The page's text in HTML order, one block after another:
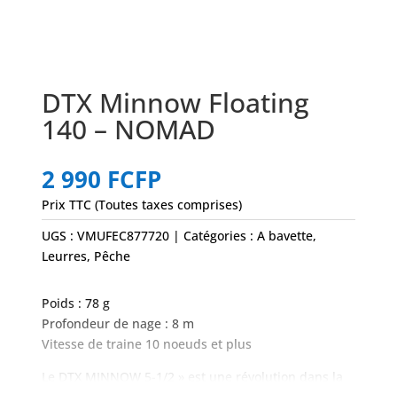
DTX Minnow Floating
140 – NOMAD
2 990 FCFP
Prix TTC (Toutes taxes comprises)
UGS :VMUFEC877720 Catégories :A bavette,
Leurres, Pêche
Poids : 78 g
Profondeur de nage : 8 m
Vitesse de traine 10 noeuds et plus
Le DTX MINNOW 5-1/2 » est une révolution dans la